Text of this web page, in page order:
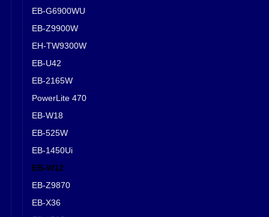
EB-G6900WU
EB-Z9900W
EH-TW9300W
EB-U42
EB-2165W
PowerLite 470
EB-W18
EB-525W
EB-1450Ui
EB-W12
EB-Z9870
EB-X36